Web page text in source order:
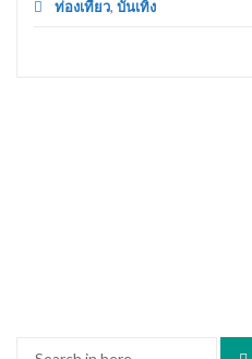
ท่องเที่ยว, บันเทิง